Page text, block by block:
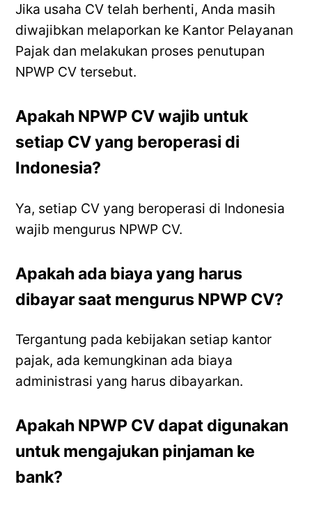
Jika usaha CV telah berhenti, Anda masih
diwajibkan melaporkan ke Kantor Pelayanan
Pajak dan melakukan proses penutupan
NPWP CV tersebut.
Apakah NPWP CV wajib untuk
setiap CV yang beroperasi di
Indonesia?
Ya, setiap CV yang beroperasi di Indonesia
wajib mengurus NPWP CV.
Apakah ada biaya yang harus
dibayar saat mengurus NPWP CV?
Tergantung pada kebijakan setiap kantor
pajak, ada kemungkinan ada biaya
administrasi yang harus dibayarkan.
Apakah NPWP CV dapat digunakan
untuk mengajukan pinjaman ke
bank?